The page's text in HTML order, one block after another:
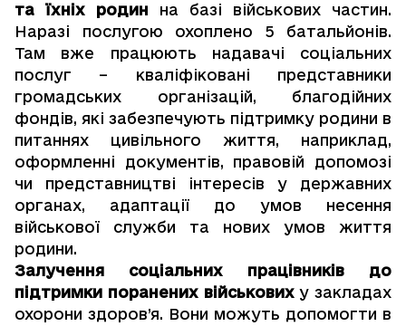
та їхніх родин на базі військових частин.
Наразі послугою охоплено 5 батальйонів.
Там вже працюють надавачі соціальних
послуг – кваліфіковані представники
громадських організацій, благодійних
фондів, які забезпечують підтримку родини в
питаннях цивільного життя, наприклад,
оформленні документів, правовій допомозі
чи представництві інтересів у державних
органах, адаптації до умов несення
військової служби та нових умов життя
родини.
Залучення соціальних працівників до
підтримки поранених військовиху закладах
охорони здоров’я. Вони можуть допомогти в